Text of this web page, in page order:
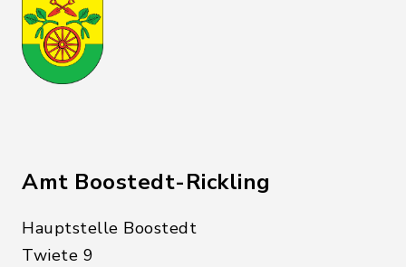
Amt Boostedt-Rickling
Hauptstelle Boostedt
Twiete 9